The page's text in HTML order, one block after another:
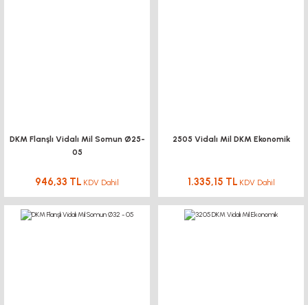
DKM Flanşlı Vidalı Mil Somun Ø25-
05
946,33 TL KDV Dahil
2505 Vidalı Mil DKM Ekonomik
1.335,15 TL KDV Dahil